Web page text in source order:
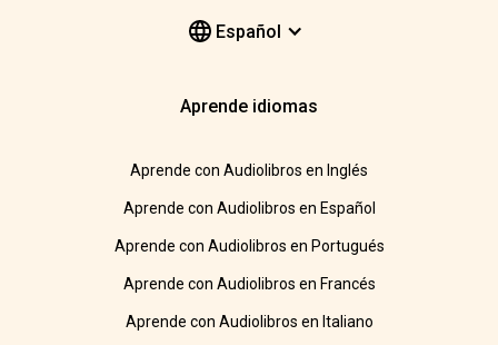
Español
Aprende idiomas
Aprende con Audiolibros en Inglés
Aprende con Audiolibros en Español
Aprende con Audiolibros en Portugués
Aprende con Audiolibros en Francés
Aprende con Audiolibros en Italiano